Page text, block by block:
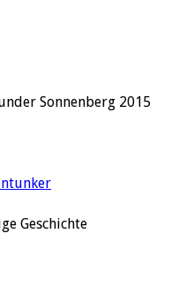
Sonnenberg 2015
Geschichte